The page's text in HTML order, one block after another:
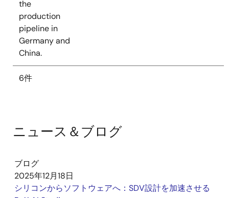
the
production
pipeline in
Germany and
China.
6件
ニュース＆ブログ
ブログ
2025年12月18日
シリコンからソフトウェアへ：SDV設計を加速させる